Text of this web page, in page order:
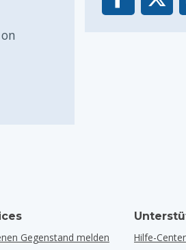
on
Gegenstand melden
Hilfe-Center